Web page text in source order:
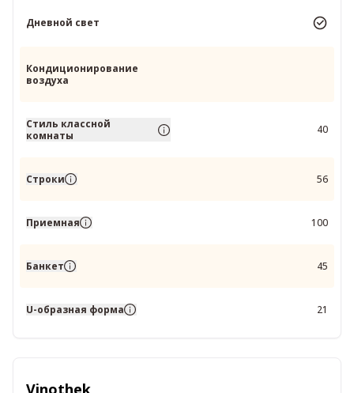
Дневной свет
Кондиционирование
воздуха
Стиль классной
комнаты
40
Строки 56
Приемная 100
Банкет 45
U-образная форма 21